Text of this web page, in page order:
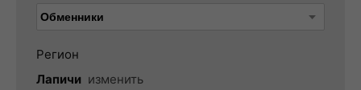
Регион
Лапичи изменить